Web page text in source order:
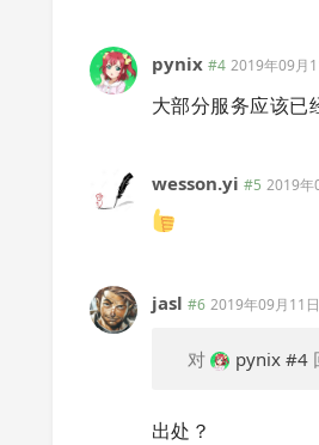
pynix #4 2019年09月
大部分服务应该已
wesson.yi #5 2019年
jasl #6 2019年09月11日
对 pynix #4
出处？